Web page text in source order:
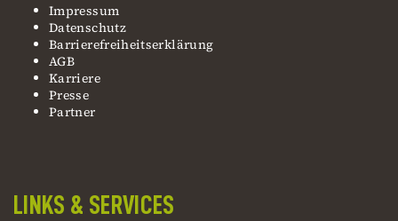
Impressum
Datenschutz
Barrierefreiheitserklärung
AGB
Karriere
Presse
Partner
LINKS & SERVICES